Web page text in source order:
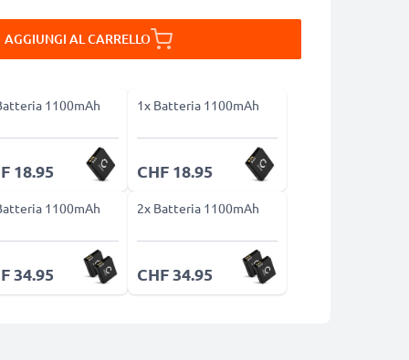
AGGIUNGI AL CARRELLO
1100mAh
18.95
1x Batteria 1100mAh
CHF 18.95
1100mAh
34.95
2x Batteria 1100mAh
CHF 34.95